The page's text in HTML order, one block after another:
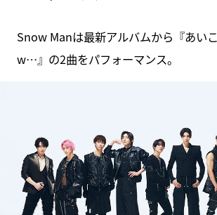
Snow Manは最新アルバムから『あい
w…』の2曲をパフォーマンス。